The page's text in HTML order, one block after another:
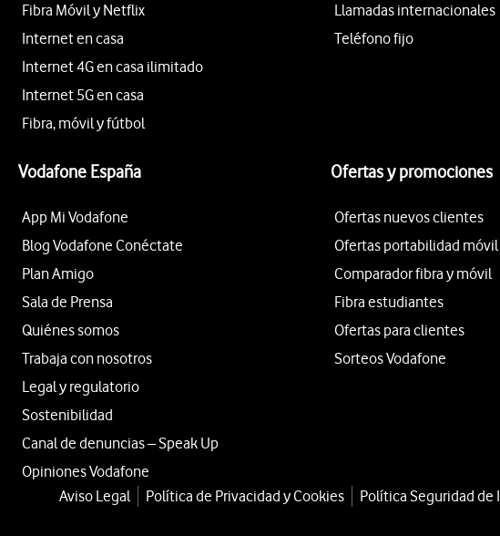
Fibra Móvil y Netflix
Internet en casa
Internet 4G en casa ilimitado
Internet 5G en casa
Fibra, móvil y fútbol
Llamadas internacionales
Teléfono fijo
Vodafone España
App Mi Vodafone
Blog Vodafone Conéctate
Plan Amigo
Sala de Prensa
Quiénes somos
Trabaja con nosotros
Legal y regulatorio
Sostenibilidad
Canal de denuncias – Speak Up
Opiniones Vodafone
Ofertas y promociones
Ofertas nuevos clientes
Ofertas portabilidad móvil
Comparador fibra y móvil
Fibra estudiantes
Ofertas para clientes
Sorteos Vodafone
Aviso Legal Política de Privacidad y Cookies Política Seguridad de